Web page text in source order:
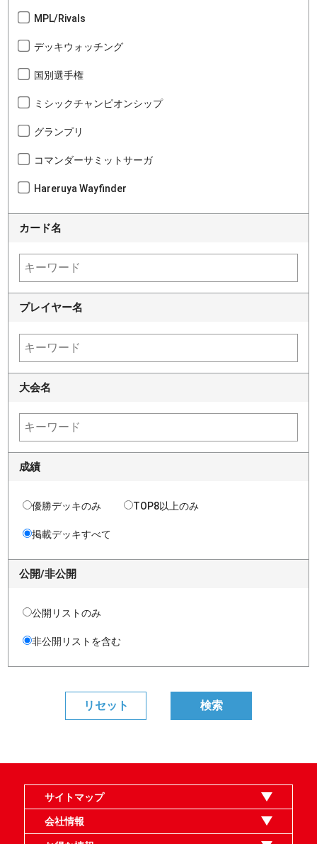
MPL/Rivals
デッキウォッチング
国別選手権
ミシックチャンピオンシップ
グランプリ
コマンダーサミットサーガ
Hareruya Wayfinder
カード名
プレイヤー名
大会名
成績
優勝デッキのみ TOP8以上のみ
掲載デッキすべて
公開/非公開
公開リストのみ
非公開リストを含む
サイトマップ
オンラインショップ
買取
記事
選手一覧
デッキ検索
デッキ構築
イベント・大会
店舗のご案内
お問い合わせ
ヘルプ
FAQ
会社情報